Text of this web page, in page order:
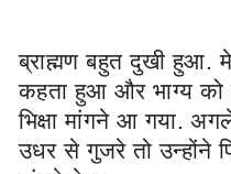
ब्राह्मण बहुत दुखी हुआ.
कहता हुआ और भाग्य को
भिक्षा मांगने आ गया.
उधर से गुजरे तो उन्होंने